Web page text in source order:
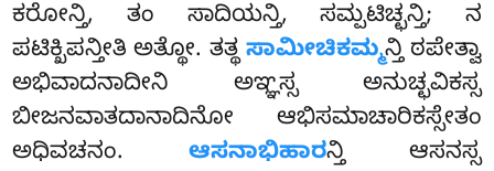
ಕರೋನ್ತಿ, ತಂ ಸಾದಿಯನ್ತಿ, ಸಮ್ಪಟಿಚ್ಛನ್ತಿ; ನ
ಪಟಿಕ್ಖಿಪನ್ತೀತಿ ಅತ್ಥೋ. ತತ್ಥಸಾಮೀಚಿಕಮ್ಮನ್ತಿ ಠಪೇತ್ವಾ
ಅಭಿವಾದನಾದೀನಿ ಅಞ್ಞಸ್ಸ ಅನುಚ್ಛವಿಕಸ್ಸ
ಬೀಜನವಾತದಾನಾದಿನೋ ಆಭಿಸಮಾಚಾರಿಕಸ್ಸೇತಂ
ಅಧಿವಚನಂ. ಆಸನಾಭಿಹಾರನ್ತಿ ಆಸನಸ್ಸ